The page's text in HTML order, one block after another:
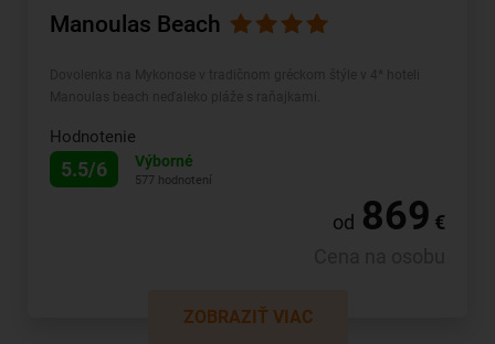
Manoulas Beach
Hodnotenie
5.5/6 Výborné
577 hodnotení
od 869 €
ZOBRAZIŤ VIAC